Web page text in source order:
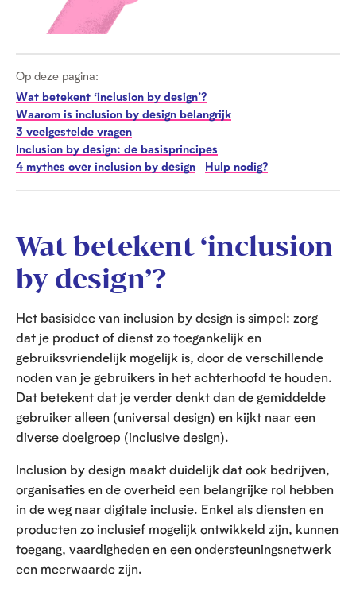
Op deze pagina:
Wat betekent ‘inclusion by design’?
Waarom is inclusion by design belangrijk
3 veelgestelde vragen
Inclusion by design: de basisprincipes
4 mythes over inclusion by design
Hulp nodig?
Wat betekent ‘inclusion
by design’?
Het basisidee van inclusion by design is simpel: zorg
dat je product of dienst zo toegankelijk en
gebruiksvriendelijk mogelijk is, door de verschillende
noden van je gebruikers in het achterhoofd te houden.
Dat betekent dat je verder denkt dan de gemiddelde
gebruiker alleen (universal design) en kijkt naar een
diverse doelgroep (inclusive design).
Inclusion by design maakt duidelijk dat ook bedrijven,
organisaties en de overheid een belangrijke rol hebben
in de weg naar digitale inclusie. Enkel als diensten en
producten zo inclusief mogelijk ontwikkeld zijn, kunnen
toegang, vaardigheden en een ondersteuningsnetwerk
een meerwaarde zijn.